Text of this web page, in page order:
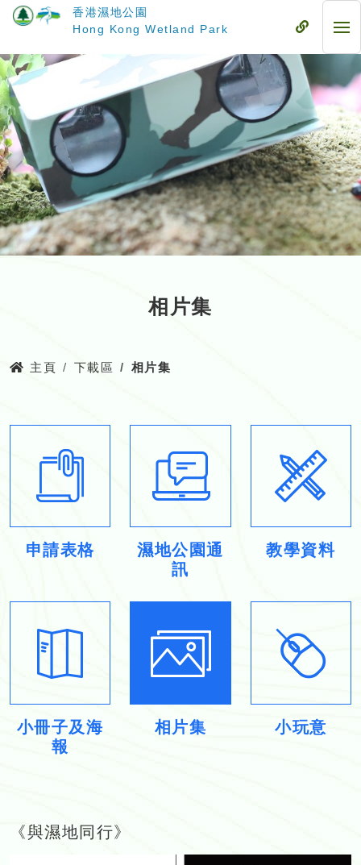
要
內
容
香港濕地公園
Hong Kong Wetland Park
流
式
目
錄
流
動
目
錄
相片集
主頁 下載區 相片集
申請表格
濕地公園通
訊
教學資料
小冊子及海
報
相片集 小玩意
《與濕地同行》